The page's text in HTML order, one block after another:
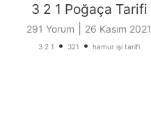
3 2 1 Poğaça Tarifi
291 Yorum 26 Kasım 2021
3 2 1 • 321 • hamur işi tarifi